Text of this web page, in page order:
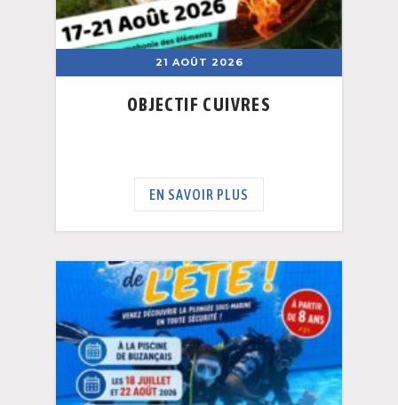
21 AOÛT 2026
OBJECTIF CUIVRES
EN SAVOIR PLUS